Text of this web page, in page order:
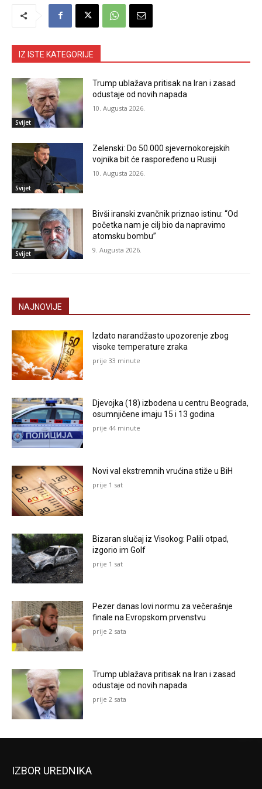
IZ ISTE KATEGORIJE
Svijet
Trump ublažava pritisak na Iran i zasad
odustaje od novih napada
10. Augusta 2026.
Svijet
Zelenski: Do 50.000 sjevernokorejskih
vojnika bit će raspoređeno u Rusiji
10. Augusta 2026.
Svijet
Bivši iranski zvančnik priznao istinu: “Od
početka nam je cilj bio da napravimo
atomsku bombu”
9. Augusta 2026.
NAJNOVIJE
Izdato narandžasto upozorenje zbog
visoke temperature zraka
prije 33 minute
Djevojka (18) izbodena u centru Beograda,
osumnjičene imaju 15 i 13 godina
prije 44 minute
Novi val ekstremnih vrućina stiže u BiH
prije 1 sat
Bizaran slučaj iz Visokog: Palili otpad,
izgorio im Golf
prije 1 sat
Pezer danas lovi normu za večerašnje
finale na Evropskom prvenstvu
prije 2 sata
Trump ublažava pritisak na Iran i zasad
odustaje od novih napada
prije 2 sata
IZBOR UREDNIKA